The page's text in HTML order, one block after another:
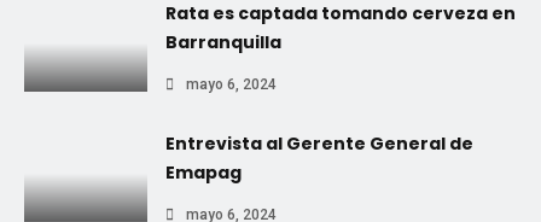
Rata es captada tomando cerveza en
Barranquilla
mayo 6, 2024
Entrevista al Gerente General de
Emapag
mayo 6, 2024